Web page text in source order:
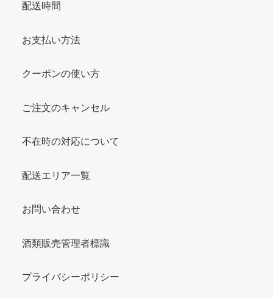
配送時間
お支払い方法
クーポンの使い方
ご注文のキャンセル
不在時の対応について
配送エリア一覧
お問い合わせ
酒類販売管理者標識
プライバシーポリシー